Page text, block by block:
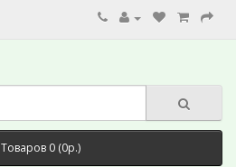
Товаров 0 (0р.)